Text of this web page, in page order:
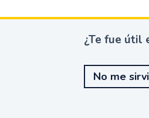
¿
e
u
¿Te fue útil
No me